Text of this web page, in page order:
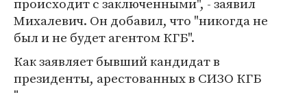
Михалевич. Он добавил, что "никогда не
был и не будет агентом КГБ".
Как заявляет бывший кандидат в
президенты, арестованных в СИЗО КГБ